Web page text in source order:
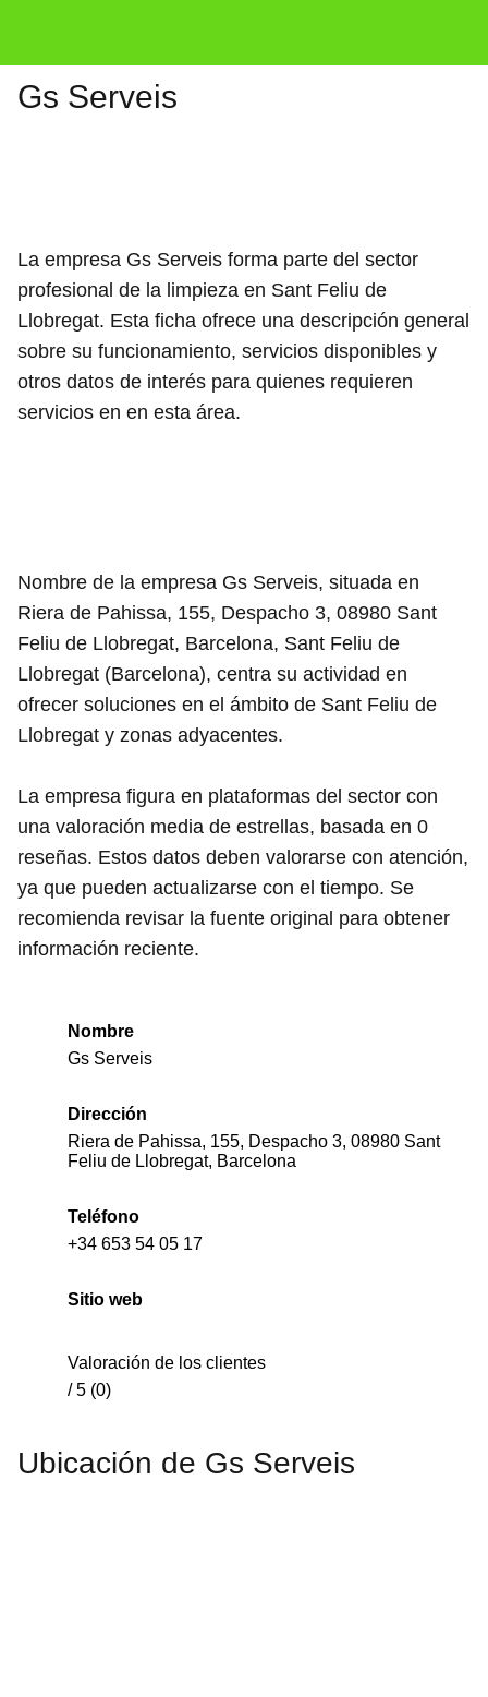
Gs Serveis
La empresa Gs Serveis forma parte del sector
profesional de la limpieza en Sant Feliu de
Llobregat. Esta ficha ofrece una descripción general
sobre su funcionamiento, servicios disponibles y
otros datos de interés para quienes requieren
servicios en en esta área.
Nombre de la empresa Gs Serveis, situada en
Riera de Pahissa, 155, Despacho 3, 08980 Sant
Feliu de Llobregat, Barcelona, Sant Feliu de
Llobregat (Barcelona), centra su actividad en
ofrecer soluciones en el ámbito de Sant Feliu de
Llobregat y zonas adyacentes.
La empresa figura en plataformas del sector con
una valoración media de estrellas, basada en 0
reseñas. Estos datos deben valorarse con atención,
ya que pueden actualizarse con el tiempo. Se
recomienda revisar la fuente original para obtener
información reciente.
Nombre
Gs Serveis
Dirección
Riera de Pahissa, 155, Despacho 3, 08980 Sant
Feliu de Llobregat, Barcelona
Teléfono
+34 653 54 05 17
Sitio web
Valoración de los clientes
/ 5 (0)
Ubicación de Gs Serveis